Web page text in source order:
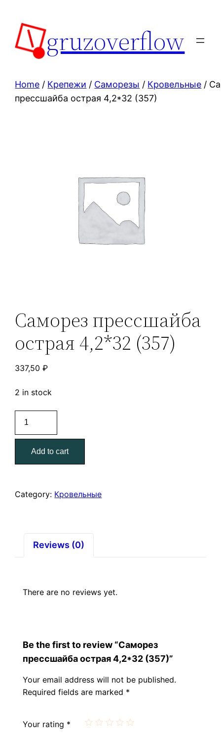
content
gruzoverflow
Home / Крепежи / Саморезы / Кровельные /
прессшайба острая 4,2*32 (357)
Саморез прессшайба
острая 4,2*32 (357)
337,50₽
2 in stock
прессшайба
острая
4,2*32
(357)
Add to cart
Category: Кровельные
Reviews (0)
There are no reviews yet.
Be the first to review “Саморез
прессшайба острая 4,2*32 (357)”
Your email address will not be published.
Required fields are marked *
Your rating *